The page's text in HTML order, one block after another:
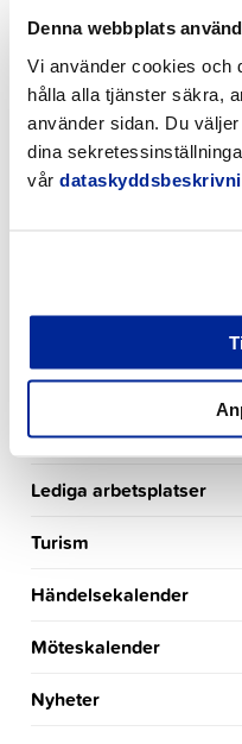
Denna webbplats
Vi använder cookies och
hålla alla tjänster säkra,
använder sidan. Du
dina
vår
Offentlig konst
Miljö- och
Svenska skolsektionen
Stadsstyrelsen
Kultur- och
Lediga arbetsplatser
Turism
Händelsekalender
Möteskalender
Nyheter